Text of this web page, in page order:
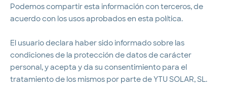
Podemos compartir esta información con terceros, de
acuerdo con los usos aprobados en esta política.
El usuario declara haber sido informado sobre las
condiciones de la protección de datos de carácter
personal, y acepta y da su consentimiento para el
tratamiento de los mismos por parte de YTU SOLAR, SL.